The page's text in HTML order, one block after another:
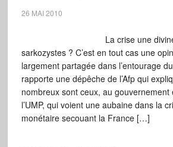
26 MAI 2010
La crise une
sarkozystes ? C’est en tout cas une
largement partagée dans l’entourage
rapporte une dépêche de l’Afp qui
nombreux sont ceux, au gouvernement
l’UMP, qui voient une aubaine dans la
monétaire secouant la France […]